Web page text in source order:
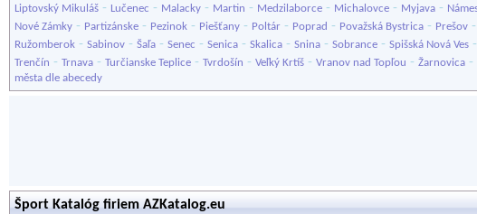
Liptovský Mikuláš - Lučenec - Malacky - Martin - Medzilaborce - Michalovce - Myjava -
Nové Zámky - Partizánske - Pezinok - Piešťany - Poltár - Poprad - Považská Bystrica - Prešov -
Ružomberok - Sabinov - Šaľa - Senec - Senica - Skalica - Snina - Sobrance - Spišská Nová Ves -
Trenčín - Trnava - Turčianske Teplice - Tvrdošín - Veľký Krtíš - Vranov nad Topľou - Žarnovica -
města dle abecedy
Šport Katalóg firiem AZKatalog.eu